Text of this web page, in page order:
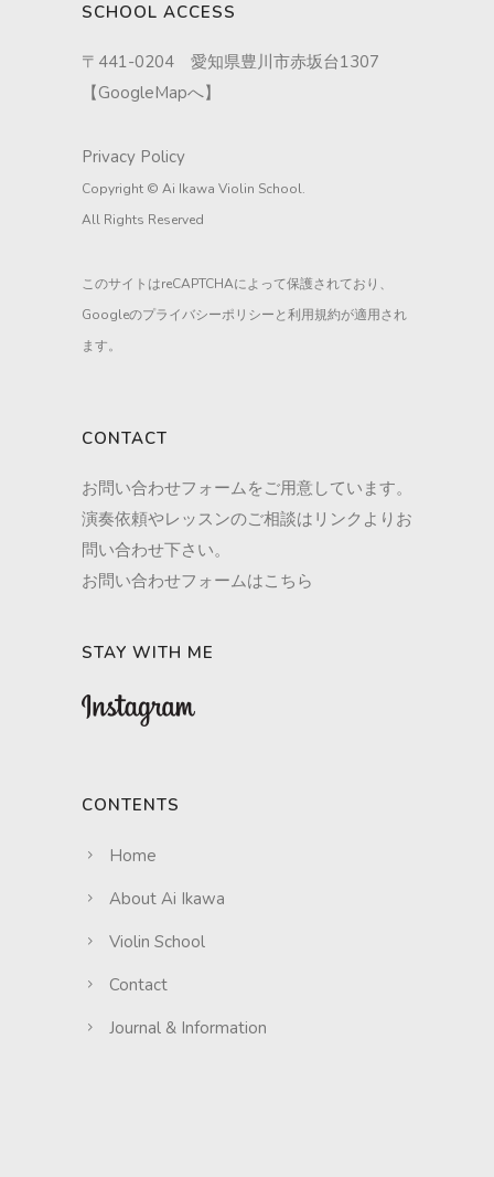
SCHOOL ACCESS
〒441-0204 愛知県豊川市赤坂台1307
【GoogleMapへ】
Privacy Policy
Copyright © Ai Ikawa Violin School.
All Rights Reserved
このサイトはreCAPTCHAによって保護されており、
Googleのプライバシーポリシーと利用規約が適用され
ます。
CONTACT
お問い合わせフォームをご用意しています。
演奏依頼やレッスンのご相談はリンクよりお
問い合わせ下さい。
お問い合わせフォームはこちら
STAY WITH ME
CONTENTS
Home
About Ai Ikawa
Violin School
Contact
Journal & Information